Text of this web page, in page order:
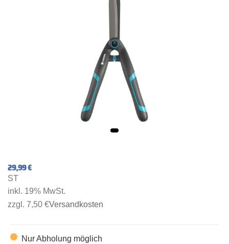
29,99 €
ST
inkl. 19% MwSt.
zzgl. 7,50 €Versandkosten
Nur Abholung möglich